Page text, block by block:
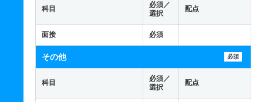
科目
必須／
選択
配点
面接 必須
その他 必須
科目
必須／
選択
配点